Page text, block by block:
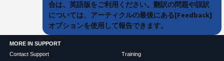
合は、英語版をご利用ください。翻訳の問題や誤訳
については、アーティクルの最後にある[Feedback]
オプションを使用して報告できます。
MORE IN SUPPORT
Contact Support
Training